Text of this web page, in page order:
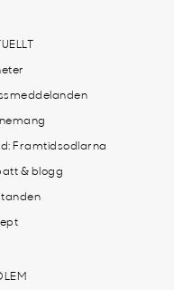
Framtidsodlarna
& blogg